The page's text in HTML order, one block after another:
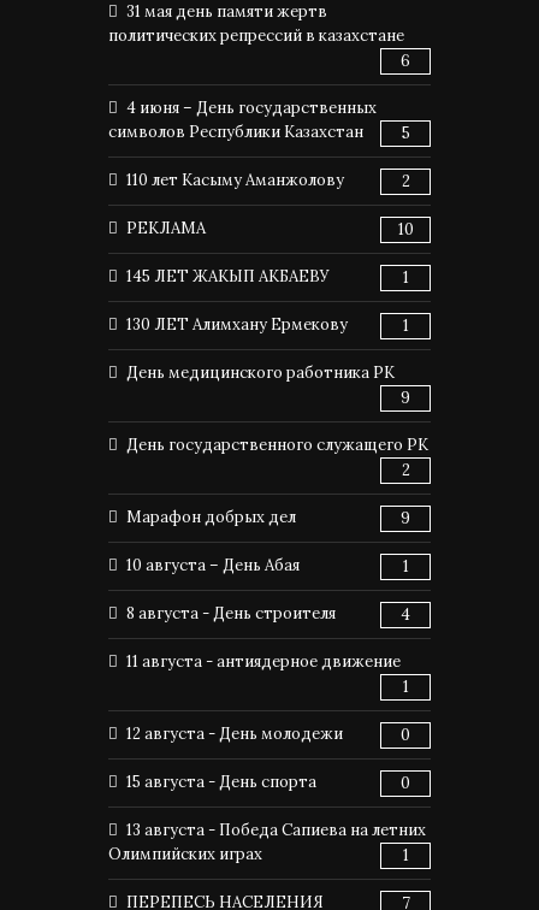
31 мая день памяти жертв
политических репрессий в казахстане
6
4 июня – День государственных
символов Республики Казахстан
5
110 лет Касыму Аманжолову 2
РЕКЛАМА 10
145 ЛЕТ ЖАКЫП АКБАЕВУ 1
130 ЛЕТ Алимхану Ермекову 1
День медицинского работника РК
9
День государственного служащего РК
2
Марафон добрых дел 9
10 августа – День Абая 1
8 августа - День строителя 4
11 августа - антиядерное движение
1
12 августа - День молодежи 0
15 августа - День спорта 0
13 августа - Победа Сапиева на летних
Олимпийских играх
1
ПЕРЕПЕСЬ НАСЕЛЕНИЯ 7